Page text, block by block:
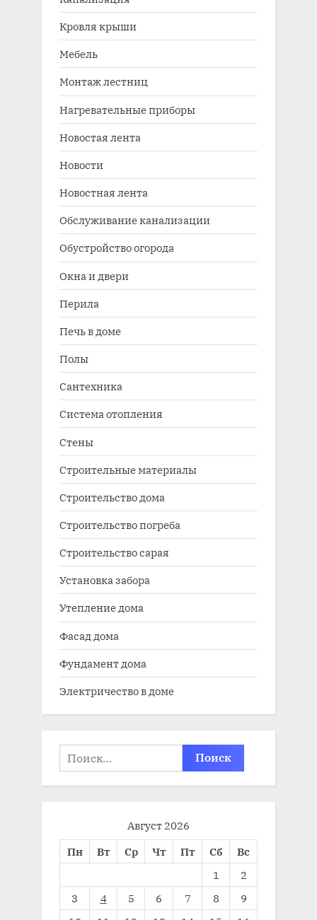
Кровля крыши
Мебель
Монтаж лестниц
Нагревательные приборы
Новостая лента
Новости
Новостная лента
Обслуживание канализации
Обустройство огорода
Окна и двери
Перила
Печь в доме
Полы
Сантехника
Система отопления
Стены
Строительные материалы
Строительство дома
Строительство погреба
Строительство сарая
Установка забора
Утепление дома
Фасад дома
Фундамент дома
Электричество в доме
Найти:
Август 2026
Пн
Вт Ср Чт Пт Сб
Вс
1
2
3
4 5 6 7 8
9